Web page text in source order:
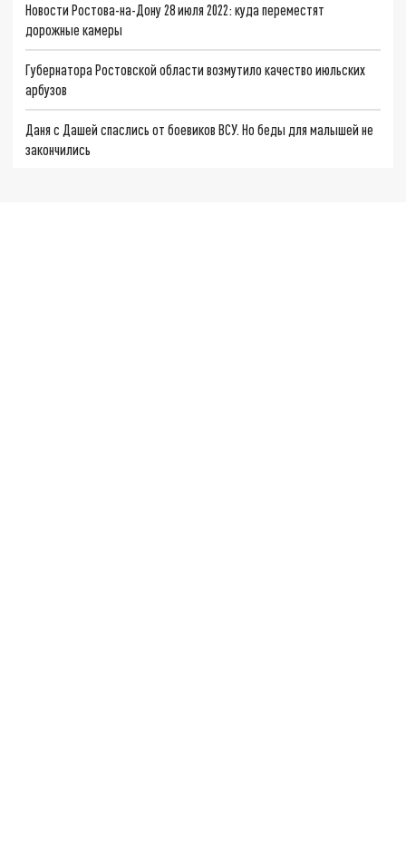
Новости Ростова-на-Дону 28 июля 2022: куда переместят
дорожные камеры
Губернатора Ростовской области возмутило качество июльских
арбузов
Даня с Дашей спаслись от боевиков ВСУ. Но беды для малышей не
закончились